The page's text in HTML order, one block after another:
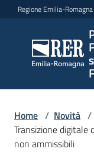
Vai al contenuto
Vai alla navigazione
Vai al footer
Regione Emilia-Romagna
Fondo
Fesr
Home / Novità /
Transizione digitale
non ammissibili